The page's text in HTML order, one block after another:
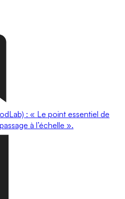
: « Le point essentiel de
à l’échelle ».